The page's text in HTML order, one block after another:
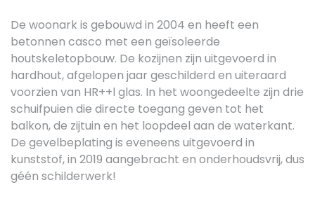
De woonark is gebouwd in 2004 en heeft een
betonnen casco met een geïsoleerde
houtskeletopbouw. De kozijnen zijn uitgevoerd in
hardhout, afgelopen jaar geschilderd en uiteraard
voorzien van HR++l glas. In het woongedeelte zijn drie
schuifpuien die directe toegang geven tot het
balkon, de zijtuin en het loopdeel aan de waterkant.
De gevelbeplating is eveneens uitgevoerd in
kunststof, in 2019 aangebracht en onderhoudsvrij, dus
géén schilderwerk!